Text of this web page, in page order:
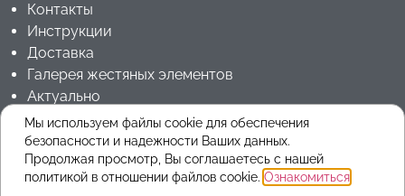
Контакты
Инструкции
Доставка
Галерея жестяных элементов
Актуально
Jouanel Industrie RU
Copyrights 2025 © ARMmetals
Мы используем файлы cookie для обеспечения
безопасности и надежности Ваших данных.
Продолжая просмотр, Вы соглашаетесь с нашей
политикой в ​​отношении файлов cookie. Ознакомиться.